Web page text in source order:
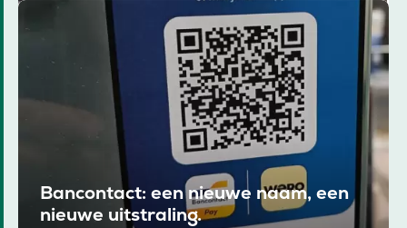
Bancontact: een nieuwe naam, een
nieuwe uitstraling.